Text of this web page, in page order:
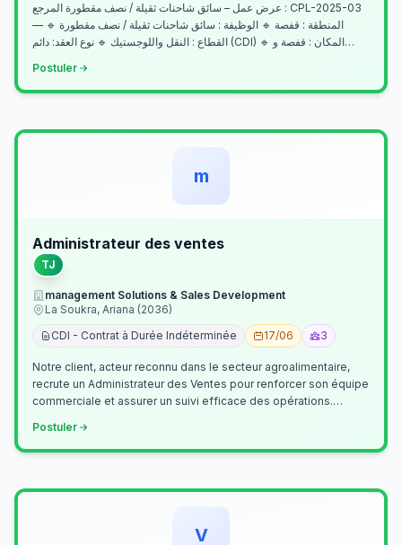
عرض عمل – سائق شاحنات ثقيلة / نصف مقطورة المرجع : CPL-2025-03
— المنطقة : قفصة 🔹 الوظيفة : سائق شاحنات ثقيلة / نصف مقطورة 🔹
القطاع : النقل واللوجستيك 🔹 نوع العقد: دائم (CDI) 🔹 المكان : قفصة و…
Postuler
m
Administrateur des ventes
TJ
management Solutions & Sales Development
La Soukra, Ariana (2036)
CDI - Contrat à Durée Indéterminée
17/06 3
Notre client, acteur reconnu dans le secteur agroalimentaire,
recrute un Administrateur des Ventes pour renforcer son équipe
commerciale et assurer un suivi efficace des opérations.
Postuler
V